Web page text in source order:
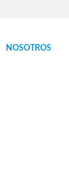
NOSOTROS